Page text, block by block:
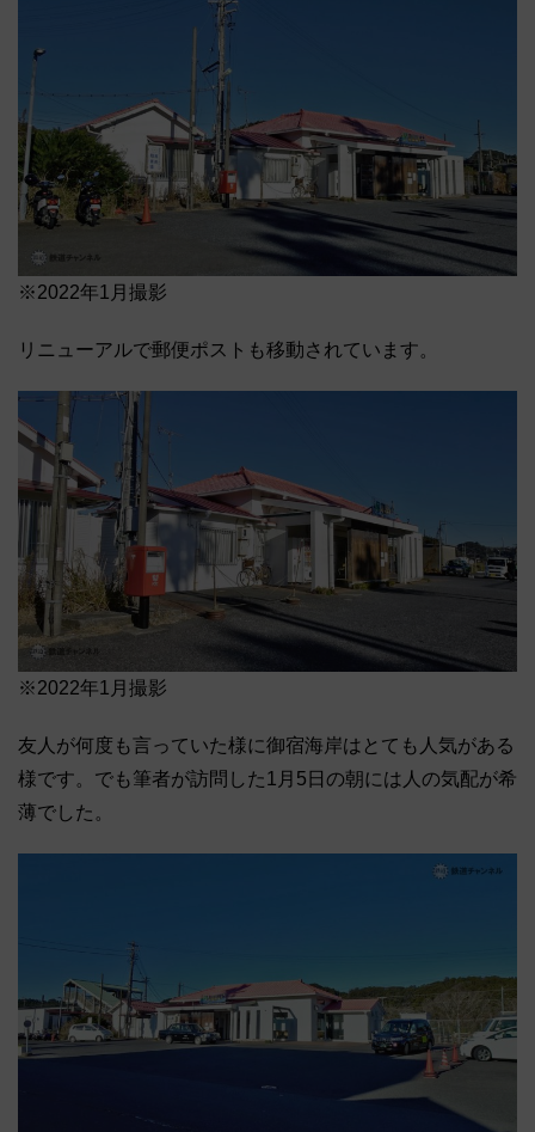
※2022年1月撮影
リニューアルで郵便ポストも移動されています。
※2022年1月撮影
友人が何度も言っていた様に御宿海岸はとても人気がある
様です。でも筆者が訪問した1月5日の朝には人の気配が希
薄でした。